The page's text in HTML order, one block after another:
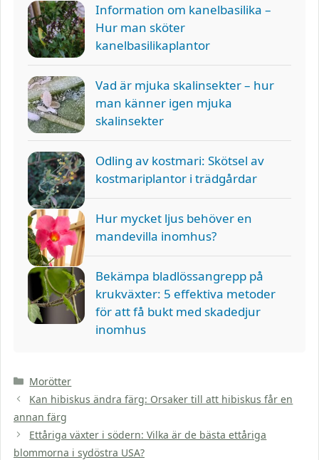
Information om kanelbasilika –
Hur man sköter
kanelbasilikaplantor
Vad är mjuka skalinsekter – hur
man känner igen mjuka
skalinsekter
Odling av kostmari: Skötsel av
kostmariplantor i trädgårdar
Hur mycket ljus behöver en
mandevilla inomhus?
Bekämpa bladlössangrepp på
krukväxter: 5 effektiva metoder
för att få bukt med skadedjur
inomhus
Kategorier
Morötter
Kan hibiskus ändra färg: Orsaker till att hibiskus får en
annan färg
Ettåriga växter i södern: Vilka är de bästa ettåriga
blommorna i sydöstra USA?